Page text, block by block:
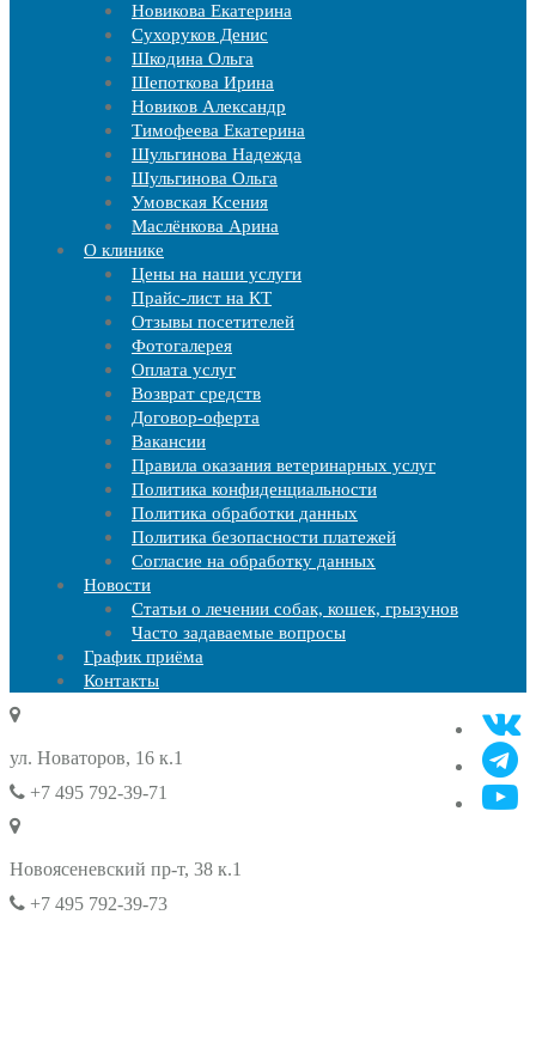
Новикова Екатерина
Сухоруков Денис
Шкодина Ольга
Шепоткова Ирина
Новиков Александр
Тимофеева Екатерина
Шульгинова Надежда
Шульгинова Ольга
Умовская Ксения
Маслёнкова Арина
О клинике
Цены на наши услуги
Прайс-лист на КТ
Отзывы посетителей
Фотогалерея
Оплата услуг
Возврат средств
Договор-оферта
Вакансии
Правила оказания ветеринарных услуг
Политика конфиденциальности
Политика обработки данных
Политика безопасности платежей
Согласие на обработку данных
Новости
Статьи о лечении собак, кошек, грызунов
Часто задаваемые вопросы
График приёма
Контакты
ул. Новаторов, 16 к.1
+7 495 792-39-71
Новоясеневский пр-т, 38 к.1
+7 495 792-39-73